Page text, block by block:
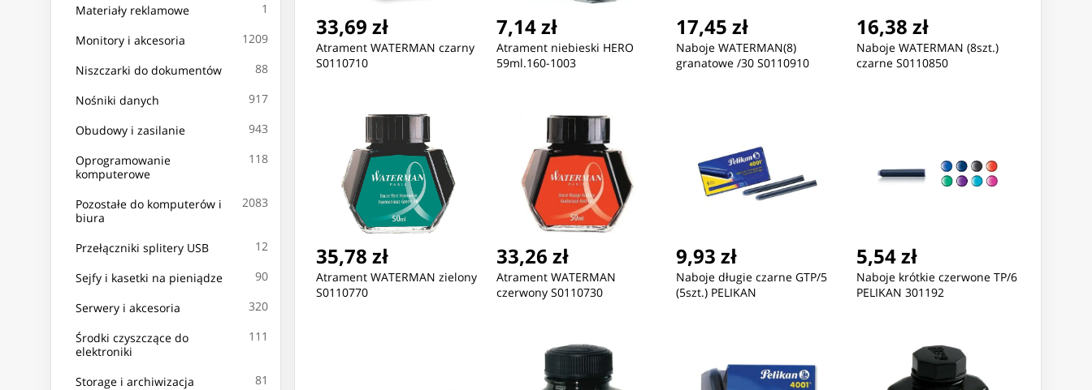
Materiały reklamowe 1
Monitory i akcesoria 1209
Niszczarki do dokumentów 88
Nośniki danych 917
Obudowy i zasilanie 943
Oprogramowanie
komputerowe
118
Pozostałe do komputerów i
biura
2083
Przełączniki splitery USB 12
Sejfy i kasetki na pieniądze 90
Serwery i akcesoria 320
Środki czyszczące do
elektroniki
111
Storage i archiwizacja 81
33,69 zł
Atrament WATERMAN czarny
S0110710
7,14 zł
Atrament niebieski HERO
59ml.160-1003
17,45 zł
Naboje WATERMAN(8)
granatowe /30 S0110910
16,38 zł
Naboje WATERMAN (8szt.)
czarne S0110850
35,78 zł
Atrament WATERMAN zielony
S0110770
33,26 zł
Atrament WATERMAN
czerwony S0110730
9,93 zł
Naboje długie czarne GTP/5
(5szt.) PELIKAN
5,54 zł
Naboje krótkie czerwone TP/6
PELIKAN 301192